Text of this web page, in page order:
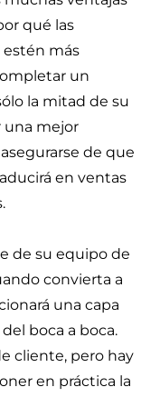
qué las
estén más
un
la mitad de su
una mejor
de que
en ventas
de su equipo de
convierta a
una capa
boca a boca.
cliente, pero hay
en práctica la